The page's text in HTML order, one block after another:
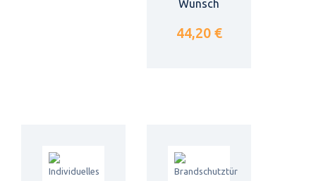
Wunsch
44,20 €